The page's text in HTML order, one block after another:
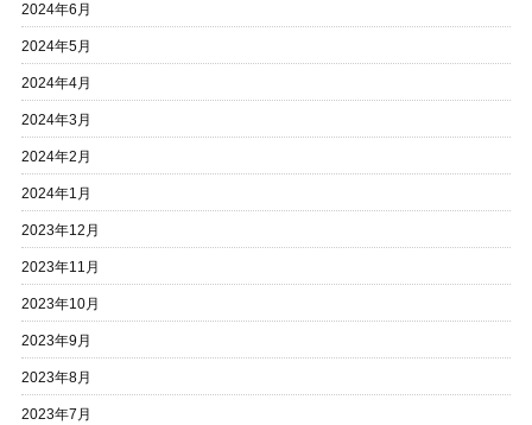
2024年6月
2024年5月
2024年4月
2024年3月
2024年2月
2024年1月
2023年12月
2023年11月
2023年10月
2023年9月
2023年8月
2023年7月